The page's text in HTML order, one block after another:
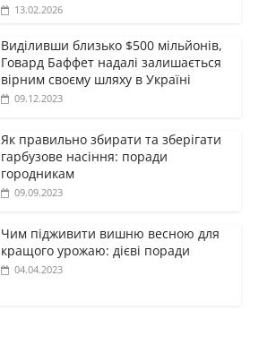
13.02.2026
Виділивши близько $500 мільйонів,
Говард Баффет надалі залишається
вірним своєму шляху в Україні
09.12.2023
Як правильно збирати та зберігати
гарбузове насіння: поради
городникам
09.09.2023
Чим підживити вишню весною для
кращого урожаю: дієві поради
04.04.2023